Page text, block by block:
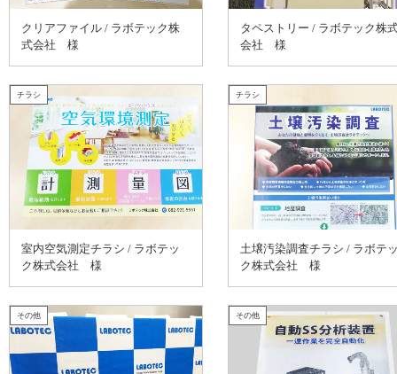
クリアファイル / ラボテック株
式会社 様
タペストリー / ラボテック株
会社 様
チラシ
室内空気測定チラシ / ラボテッ
ク株式会社 様
チラシ
土壌汚染調査チラシ / ラボテ
ク株式会社 様
その他 その他